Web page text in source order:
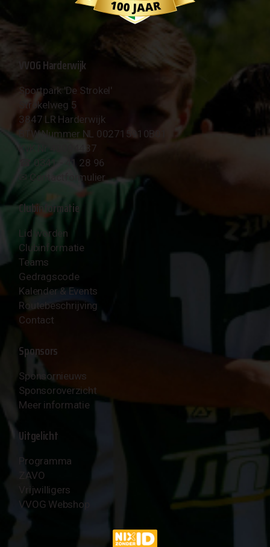
VVOG Harderwijk
Sportpark 'De Strokel'
Strokelweg 5
3847 LR Harderwijk
BTW Nummer NL 002715910B01
KvK Nr 40094437
☎︎ 0341 - 41 28 96
✉︎ Contactformulier
Clubinformatie
Lid worden
Clubinformatie
Teams
Gedragscode
Kalender & Events
Routebeschrijving
Contact
Sponsors
Sponsornieuws
Sponsoroverzicht
Meer informatie
Uitgelicht
Programma
ZAVO
Vrijwilligers
VVOG Webshop